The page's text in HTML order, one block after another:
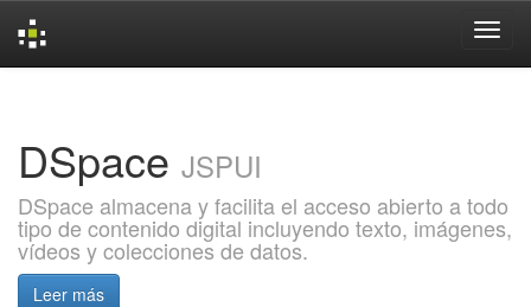
DSpace JSPUI
DSpace almacena y facilita el acceso abierto a todo
tipo de contenido digital incluyendo texto, imágenes,
vídeos y colecciones de datos.
Leer más